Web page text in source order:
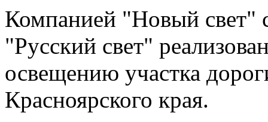
Компанией "Новый свет"
"Русский свет"
освещению участка
Красноярского края.